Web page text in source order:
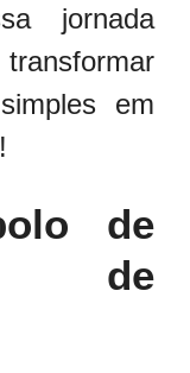
jornada
em
de
de